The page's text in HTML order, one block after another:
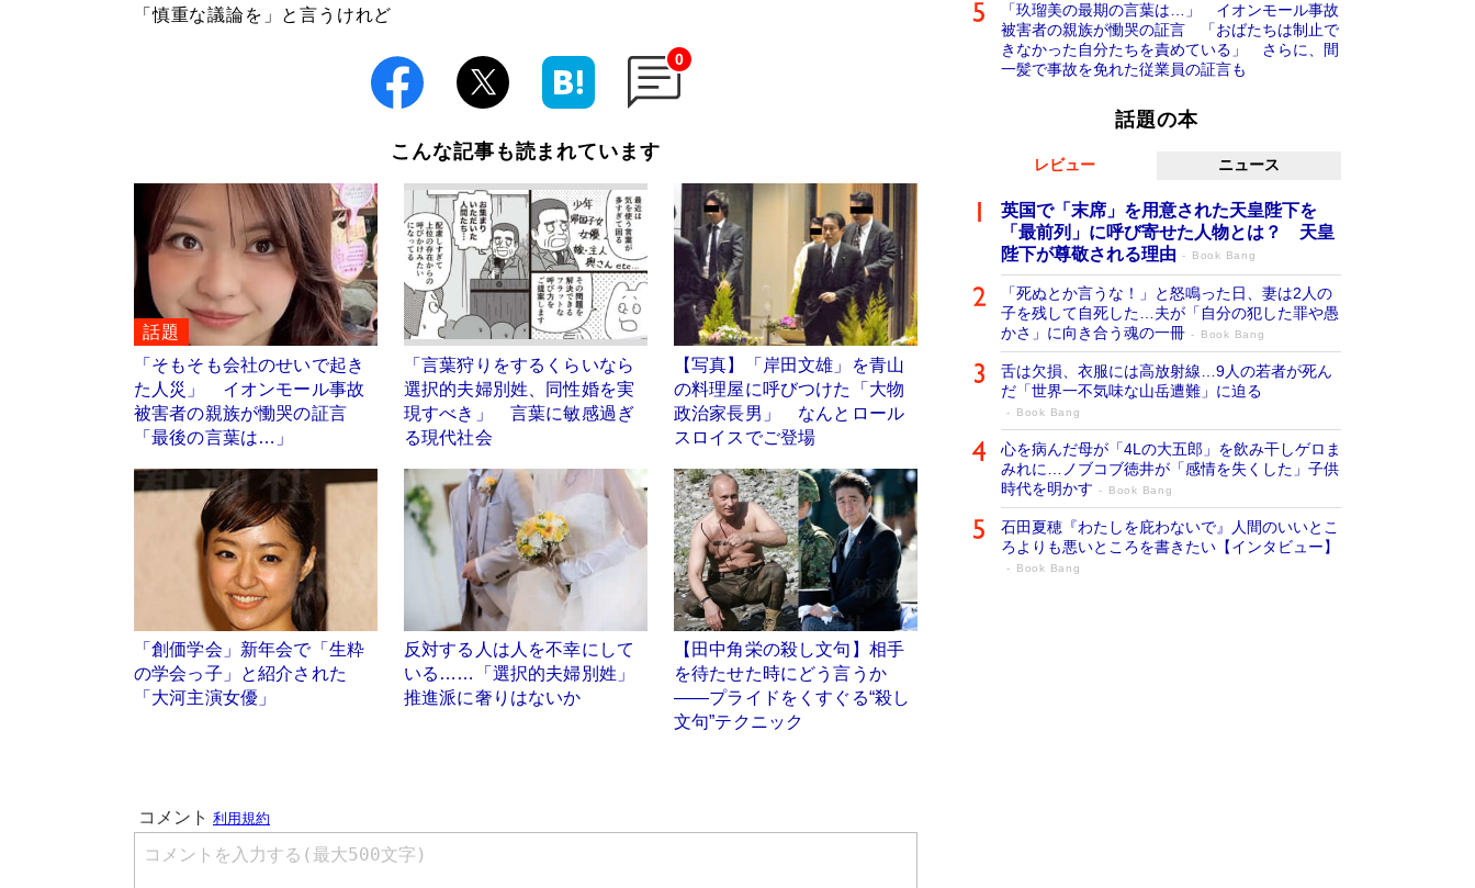
「慎重な議論を」と言うけれど
0
こんな記事も読まれています
話題
「そもそも会社のせいで起き
た人災」 イオンモール事故
被害者の親族が慟哭の証言
「最後の言葉は…」
「言葉狩りをするくらいなら
選択的夫婦別姓、同性婚を実
現すべき」 言葉に敏感過ぎ
る現代社会
【写真】「岸田文雄」を青山
の料理屋に呼びつけた「大物
政治家長男」 なんとロール
スロイスでご登場
「創価学会」新年会で「生粋
の学会っ子」と紹介された
「大河主演女優」
反対する人は人を不幸にして
いる……「選択的夫婦別姓」
推進派に奢りはないか
【田中角栄の殺し文句】相手
を待たせた時にどう言うか
――プライドをくすぐる“殺し
文句”テクニック
「玖瑠美の最期の言葉は…」 イオンモール事故
被害者の親族が慟哭の証言 「おばたちは制止で
きなかった自分たちを責めている」 さらに、間
一髪で事故を免れた従業員の証言も
話題の本
レビュー ニュース
英国で「末席」を用意された天皇陛下を
「最前列」に呼び寄せた人物とは？ 天皇
陛下が尊敬される理由
Book Bang
「死ぬとか言うな！」と怒鳴った日、妻は2人の
子を残して自死した…夫が「自分の犯した罪や愚
かさ」に向き合う魂の一冊
Book Bang
舌は欠損、衣服には高放射線…9人の若者が死ん
だ「世界一不気味な山岳遭難」に迫る
Book Bang
心を病んだ母が「4Lの大五郎」を飲み干しゲロま
みれに…ノブコブ徳井が「感情を失くした」子供
時代を明かす
Book Bang
石田夏穂『わたしを庇わないで』人間のいいとこ
ろよりも悪いところを書きたい【インタビュー】
Book Bang